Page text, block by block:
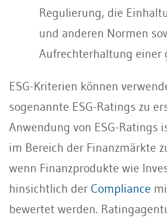
Regulierung, die
und anderen Normen
Aufrechterhaltung einer
ESG-Kriterien können
sogenannte ESG-Ratings zu
Anwendung von ESG-Ratings
im Bereich der Finanzmärkte
wenn Finanzprodukte wie
hinsichtlich der Compliance
bewertet werden.